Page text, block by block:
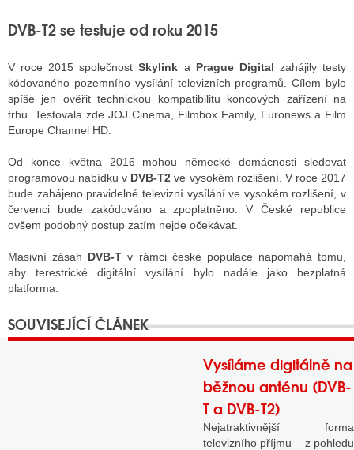
TELEVIZÍ
INTERNET
STRÁNKY RÁDIÍ
STRÁNKY TV
TISK
DVB-T2 se testuje od roku 2015
V roce 2015 společnost Skylink a Prague Digital zahájily testy
kódovaného pozemního vysílání televizních programů. Cílem bylo
spíše jen ověřit technickou kompatibilitu koncových zařízení na
trhu. Testovala zde JOJ Cinema, Filmbox Family, Euronews a Film
Europe Channel HD.
Od konce května 2016 mohou německé domácnosti sledovat
programovou nabídku v DVB-T2 ve vysokém rozlišení. V roce 2017
bude zahájeno pravidelné televizní vysílání ve vysokém rozlišení, v
červenci bude zakódováno a zpoplatněno. V České republice
ovšem podobný postup zatím nejde očekávat.
Masivní zásah DVB-T v rámci české populace napomáhá tomu,
aby terestrické digitální vysílání bylo nadále jako bezplatná
platforma.
Vysíláme digitálně na
běžnou anténu (DVB-
T a DVB-T2)
Nejatraktivnější forma
televizního příjmu – z pohledu